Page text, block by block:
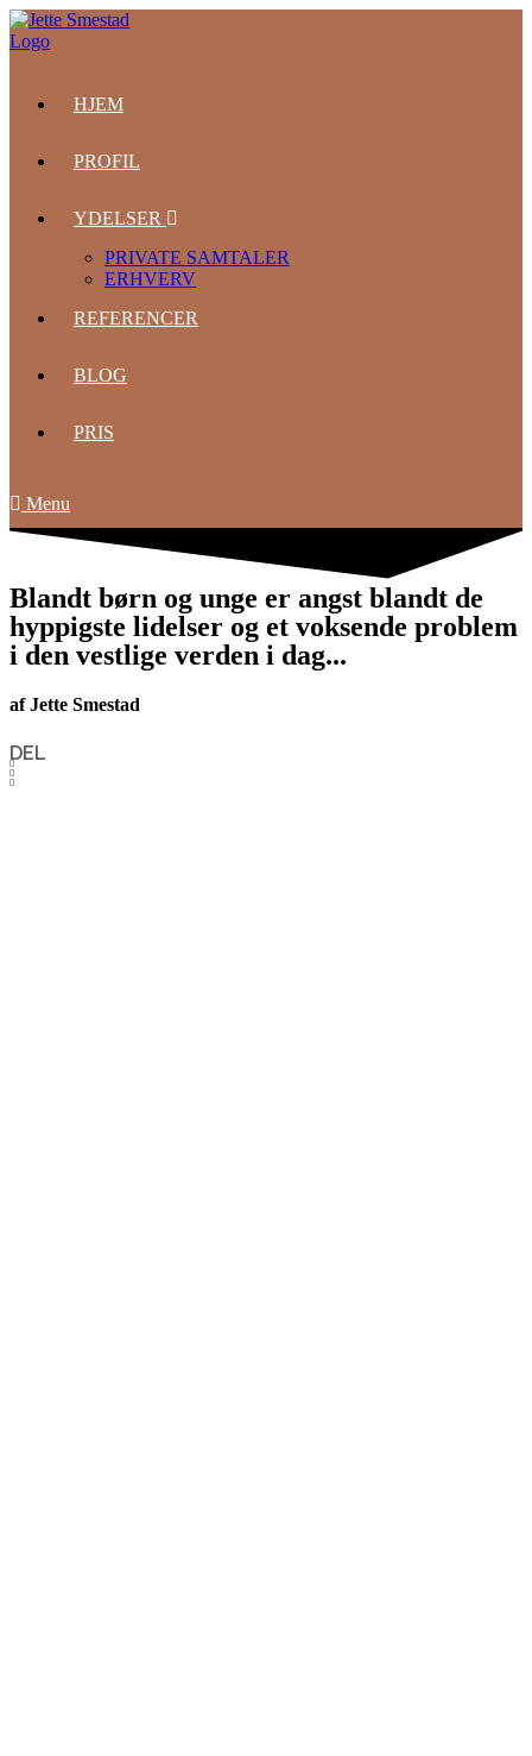
HJEM
PROFIL
YDELSER
PRIVATE SAMTALER
ERHVERV
REFERENCER
BLOG
PRIS
Menu
Blandt børn og unge er angst blandt de
hyppigste lidelser og et voksende problem
i den vestlige verden i dag...
af Jette Smestad
DEL